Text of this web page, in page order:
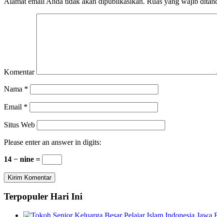
Komentar
Nama *
Email *
Situs Web
Please enter an answer in digits:
14 − nine =
Terpopuler Hari Ini